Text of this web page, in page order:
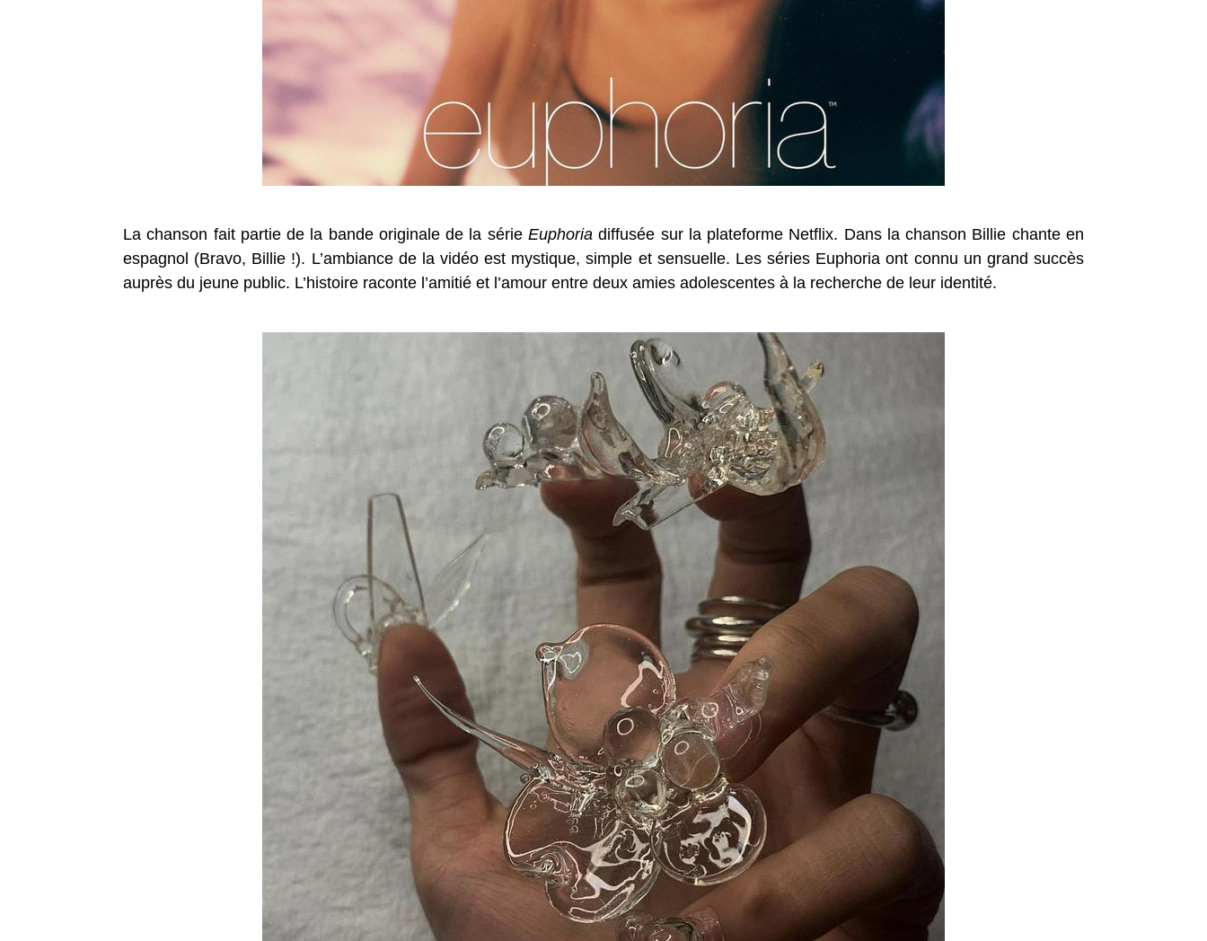
La chanson fait partie de la bande originale de la série Euphoriadiffusée sur la plateforme Netflix. Dans la chanson Billie chante en
espagnol (Bravo, Billie !). L’ambiance de la vidéo est mystique, simple et sensuelle. Les séries Euphoria ont connu un grand succès
auprès du jeune public. L’histoire raconte l’amitié et l’amour entre deux amies adolescentes à la recherche de leur identité.